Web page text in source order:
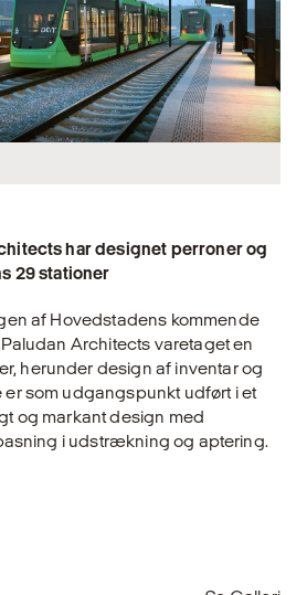
har designet perroner og
29 stationer
af Hovedstadens kommende
Architects varetaget en
herunder design af inventar og
er som udgangspunkt udført i et
og markant design med
i udstrækning og aptering.